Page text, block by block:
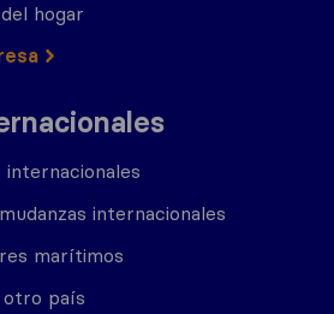
hogar
internacionales
internacionales
marítimos
otro país